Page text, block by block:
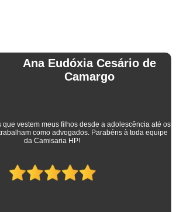
Ana Eudóxia Cesário de
Camargo
que vestem meus filhos desde a adolescência até os
como advogados. Parabéns à toda equipe
da Camisaria HP!